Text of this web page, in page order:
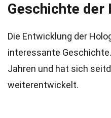
Geschichte der
Die Entwicklung der
interessante
Jahren und hat sich
weiterentwickelt.